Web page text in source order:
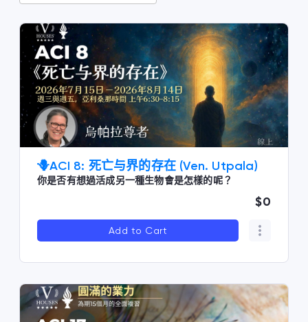
🪻ACI 8: 死亡与界的存在 (Ven. Utpala)
你是否有想過活成另一種生物會是怎樣的呢？
$0
Add to Cart